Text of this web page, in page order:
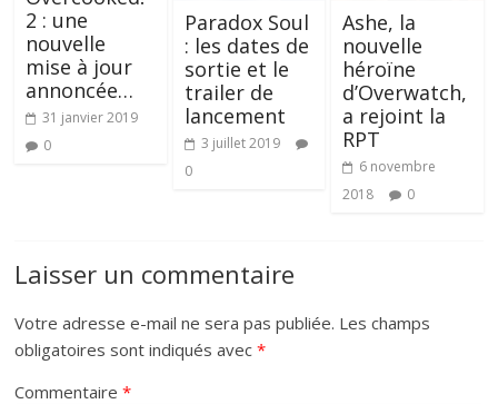
2 : une
nouvelle
mise à jour
annoncée…
31 janvier 2019
0
Paradox Soul
: les dates de
sortie et le
trailer de
lancement
3 juillet 2019
0
Ashe, la
nouvelle
héroïne
d’Overwatch,
a rejoint la
RPT
6 novembre
2018
0
Laisser un commentaire
Votre adresse e-mail ne sera pas publiée. Les champs
obligatoires sont indiqués avec*
Commentaire*